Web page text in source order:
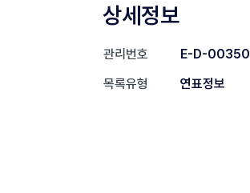
상세정보
관리번호
E-D-00350
목록유형
연표정보